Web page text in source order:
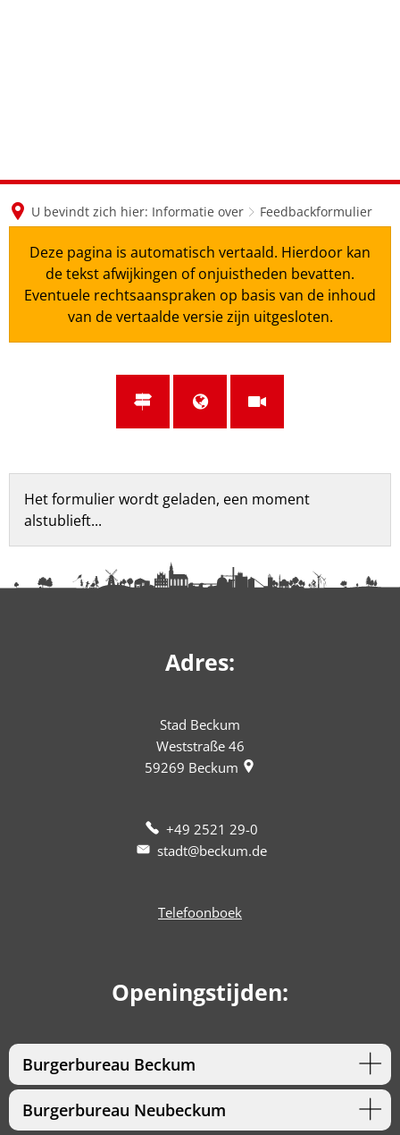
U bevindt zich hier: Informatie over Feedbackformulier
Deze pagina is automatisch vertaald. Hierdoor kan
de tekst afwijkingen of onjuistheden bevatten.
Eventuele rechtsaanspraken op basis van de inhoud
van de vertaalde versie zijn uitgesloten.
Feedbackformulier
Het formulier wordt geladen, een moment
alstublieft...
Adres:
Stad Beckum
Weststraße 46
59269 Beckum
+49 2521 29-0
stadt@beckum.de
Telefoonboek
Openingstijden:
Burgerbureau Beckum
Burgerbureau Neubeckum